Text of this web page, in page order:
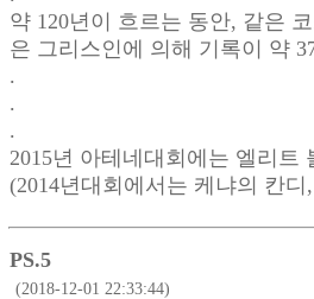
약 120년이 흐르는 동안, 같은
은 그리스인에 의해 기록이 약
.
.
.
2015년 아테네대회에는 엘리트
(2014년대회에서는 케냐의 칸디
PS.5
(2018-12-01 22:33:44)